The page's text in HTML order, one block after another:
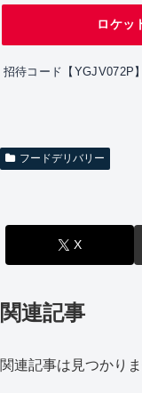
ロケッ
招待コード【YGJV072P
フードデリバリー
X
関連記事
関連記事は見つかりま